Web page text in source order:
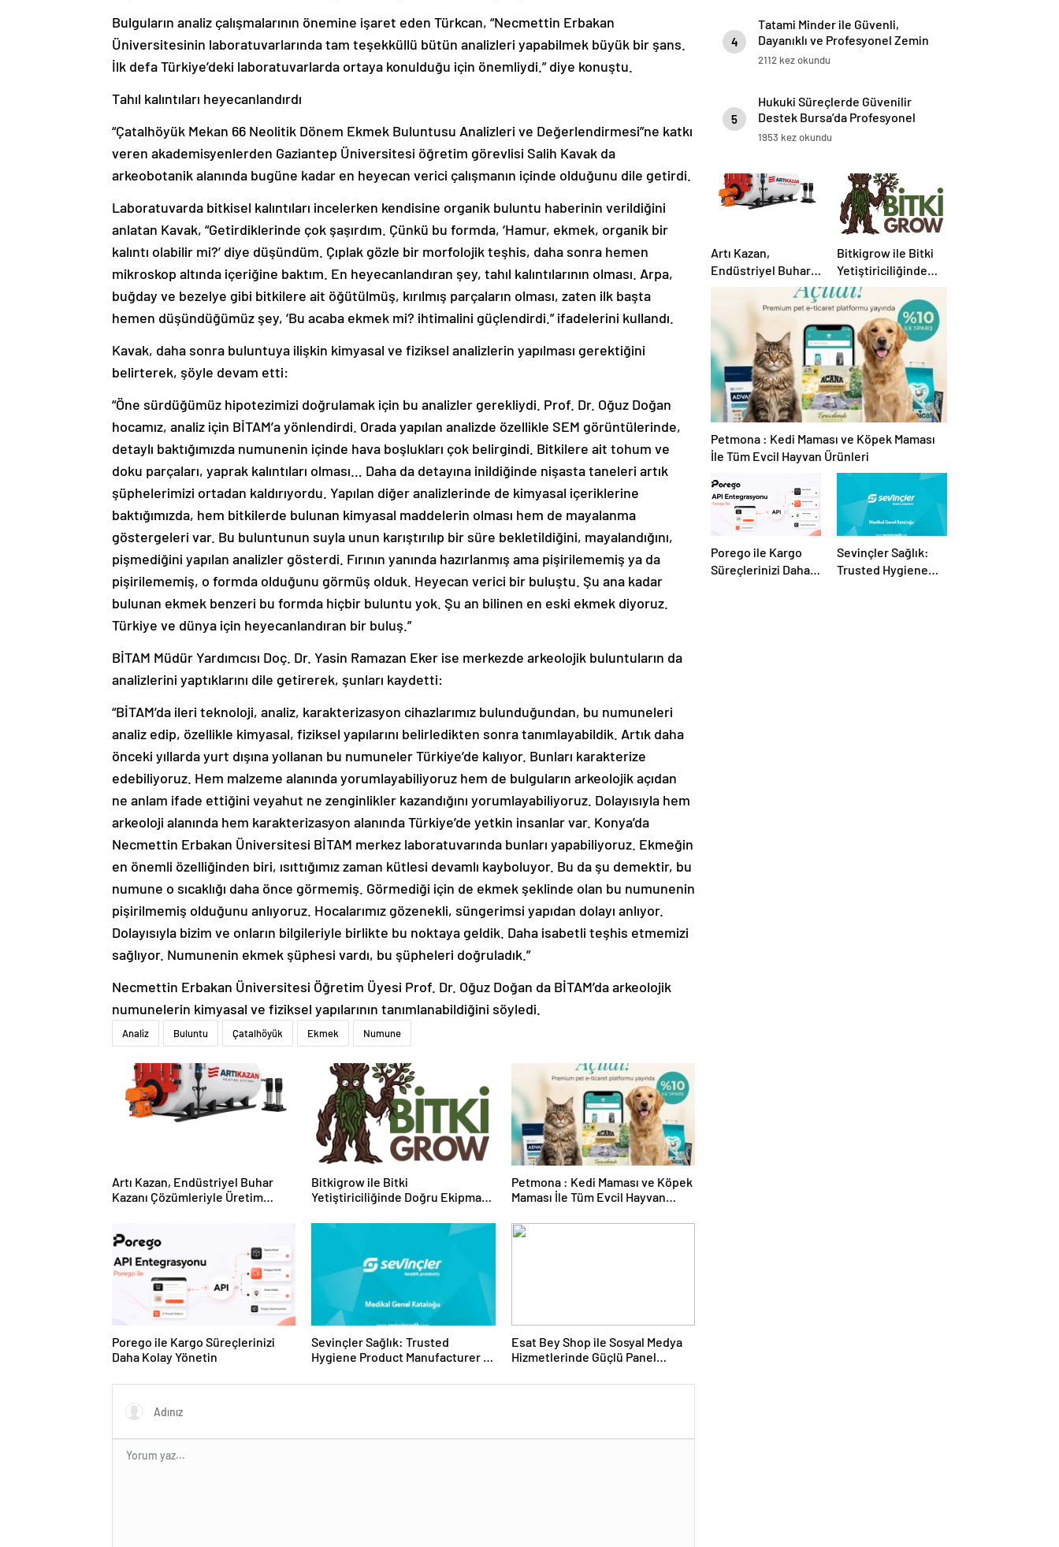
Bulguların analiz çalışmalarının önemine işaret eden Türkcan, “Necmettin Erbakan
Üniversitesinin laboratuvarlarında tam teşekküllü bütün analizleri yapabilmek büyük bir şans.
İlk defa Türkiye’deki laboratuvarlarda ortaya konulduğu için önemliydi.” diye konuştu.
Tahıl kalıntıları heyecanlandırdı
“Çatalhöyük Mekan 66 Neolitik Dönem Ekmek Buluntusu Analizleri ve Değerlendirmesi”ne katkı
veren akademisyenlerden Gaziantep Üniversitesi öğretim görevlisi Salih Kavak da
arkeobotanik alanında bugüne kadar en heyecan verici çalışmanın içinde olduğunu dile getirdi.
Laboratuvarda bitkisel kalıntıları incelerken kendisine organik buluntu haberinin verildiğini
anlatan Kavak, “Getirdiklerinde çok şaşırdım. Çünkü bu formda, ‘Hamur, ekmek, organik bir
kalıntı olabilir mi?’ diye düşündüm. Çıplak gözle bir morfolojik teşhis, daha sonra hemen
mikroskop altında içeriğine baktım. En heyecanlandıran şey, tahıl kalıntılarının olması. Arpa,
buğday ve bezelye gibi bitkilere ait öğütülmüş, kırılmış parçaların olması, zaten ilk başta
hemen düşündüğümüz şey, ‘Bu acaba ekmek mi? ihtimalini güçlendirdi.” ifadelerini kullandı.
Kavak, daha sonra buluntuya ilişkin kimyasal ve fiziksel analizlerin yapılması gerektiğini
belirterek, şöyle devam etti:
“Öne sürdüğümüz hipotezimizi doğrulamak için bu analizler gerekliydi. Prof. Dr. Oğuz Doğan
hocamız, analiz için BİTAM’a yönlendirdi. Orada yapılan analizde özellikle SEM görüntülerinde,
detaylı baktığımızda numunenin içinde hava boşlukları çok belirgindi. Bitkilere ait tohum ve
doku parçaları, yaprak kalıntıları olması… Daha da detayına inildiğinde nişasta taneleri artık
şüphelerimizi ortadan kaldırıyordu. Yapılan diğer analizlerinde de kimyasal içeriklerine
baktığımızda, hem bitkilerde bulunan kimyasal maddelerin olması hem de mayalanma
göstergeleri var. Bu buluntunun suyla unun karıştırılıp bir süre bekletildiğini, mayalandığını,
pişmediğini yapılan analizler gösterdi. Fırının yanında hazırlanmış ama pişirilememiş ya da
pişirilememiş, o formda olduğunu görmüş olduk. Heyecan verici bir buluştu. Şu ana kadar
bulunan ekmek benzeri bu formda hiçbir buluntu yok. Şu an bilinen en eski ekmek diyoruz.
Türkiye ve dünya için heyecanlandıran bir buluş.”
BİTAM Müdür Yardımcısı Doç. Dr. Yasin Ramazan Eker ise merkezde arkeolojik buluntuların da
analizlerini yaptıklarını dile getirerek, şunları kaydetti:
“BİTAM’da ileri teknoloji, analiz, karakterizasyon cihazlarımız bulunduğundan, bu numuneleri
analiz edip, özellikle kimyasal, fiziksel yapılarını belirledikten sonra tanımlayabildik. Artık daha
önceki yıllarda yurt dışına yollanan bu numuneler Türkiye’de kalıyor. Bunları karakterize
edebiliyoruz. Hem malzeme alanında yorumlayabiliyoruz hem de bulguların arkeolojik açıdan
ne anlam ifade ettiğini veyahut ne zenginlikler kazandığını yorumlayabiliyoruz. Dolayısıyla hem
arkeoloji alanında hem karakterizasyon alanında Türkiye’de yetkin insanlar var. Konya’da
Necmettin Erbakan Üniversitesi BİTAM merkez laboratuvarında bunları yapabiliyoruz. Ekmeğin
en önemli özelliğinden biri, ısıttığımız zaman kütlesi devamlı kayboluyor. Bu da şu demektir, bu
numune o sıcaklığı daha önce görmemiş. Görmediği için de ekmek şeklinde olan bu numunenin
pişirilmemiş olduğunu anlıyoruz. Hocalarımız gözenekli, süngerimsi yapıdan dolayı anlıyor.
Dolayısıyla bizim ve onların bilgileriyle birlikte bu noktaya geldik. Daha isabetli teşhis etmemizi
sağlıyor. Numunenin ekmek şüphesi vardı, bu şüpheleri doğruladık.”
Necmettin Erbakan Üniversitesi Öğretim Üyesi Prof. Dr. Oğuz Doğan da BİTAM’da arkeolojik
numunelerin kimyasal ve fiziksel yapılarının tanımlanabildiğini söyledi.
Analiz Buluntu Çatalhöyük Ekmek Numune
Artı Kazan, Endüstriyel Buhar
Kazanı Çözümleriyle Üretim
Bitkigrow ile Bitki
Yetiştiriciliğinde Doğru Ekipman
Petmona : Kedi Maması ve Köpek
Maması İle Tüm Evcil Hayvan
Porego ile Kargo Süreçlerinizi
Daha Kolay Yönetin
Sevinçler Sağlık: Trusted
Hygiene Product Manufacturer in
Esat Bey Shop ile Sosyal Medya
Hizmetlerinde Güçlü Panel
4
Tatami Minder ile Güvenli,
Dayanıklı ve Profesyonel Zemin
Çözümleri
2112 kez okundu
5
Hukuki Süreçlerde Güvenilir
Destek Bursa’da Profesyonel
Avukatlık Hizmeti
1953 kez okundu
Artı Kazan,
Endüstriyel Buhar
Kazanı
Çözümleriyle
Üretim Tesislerine
Verimli Sistemler
Sunuyor
Bitkigrow ile Bitki
Yetiştiriciliğinde
Doğru Ekipman ve
Ürün Seçimi
Petmona : Kedi Maması ve Köpek Maması
İle Tüm Evcil Hayvan Ürünleri
Porego ile Kargo
Süreçlerinizi Daha
Sevinçler Sağlık:
Trusted Hygiene